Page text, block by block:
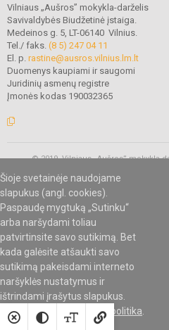
Šioje svetainėje naudojame
slapukus (angl. cookies).
Paspaudę mygtuką „Sutinku“
arba naršydami toliau
patvirtinsite savo sutikimą. Bet
kada galėsite atšaukti savo
sutikimą pakeisdami interneto
naršyklės nustatymus ir
ištrindami įrašytus slapukus.
Susipažinkite suslapukų politika
Vilniaus „Aušros” mokykla-darželis
Savivaldybės Biudžetinė įstaiga.
Medeinos g. 5, LT-06140 Vilnius.
Tel./ faks. (8 5) 247 04 11
El. p. rastine@ausros.vilnius.lm.lt
Duomenys kaupiami ir saugomi
Juridinių asmenų registre
Įmonės kodas 190032365
© 2019. Vilniaus „Aušros” mokykla-